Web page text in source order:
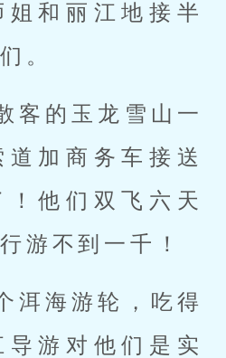
和丽江地接半
。
客的玉龙雪山一
道加商务车接送
他们双飞六天
游不到一千！
洱海游轮，吃得
游对他们是实